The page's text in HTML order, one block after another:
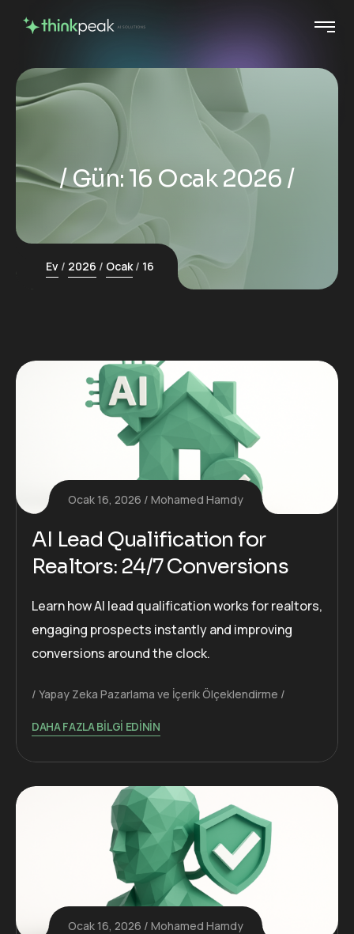
Gün: 16 Ocak 2026
Ev 2026 Ocak 16
Ocak 16, 2026 Mohamed Hamdy
AI Lead Qualification for
Realtors: 24/7 Conversions
Learn how AI lead qualification works for realtors,
engaging prospects instantly and improving
conversions around the clock.
Yapay Zeka Pazarlama ve İçerik Ölçeklendirme
DAHA FAZLA BILGI EDININ
Ocak 16, 2026 Mohamed Hamdy